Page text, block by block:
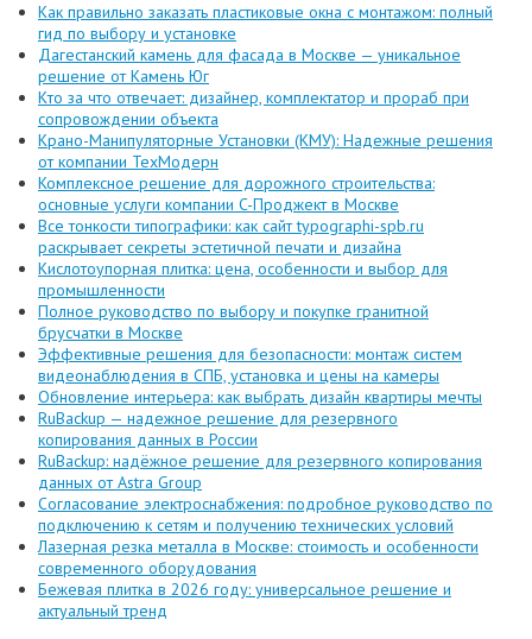
Как правильно заказать пластиковые окна с монтажом: полный
гид по выбору и установке
Дагестанский камень для фасада в Москве — уникальное
решение от Камень Юг
Кто за что отвечает: дизайнер, комплектатор и прораб при
сопровождении объекта
Крано-Манипуляторные Установки (КМУ): Надежные решения
от компании ТехМодерн
Комплексное решение для дорожного строительства:
основные услуги компании C-Проджект в Москве
Все тонкости типографики: как сайт typographi-spb.ru
раскрывает секреты эстетичной печати и дизайна
Кислотоупорная плитка: цена, особенности и выбор для
промышленности
Полное руководство по выбору и покупке гранитной
брусчатки в Москве
Эффективные решения для безопасности: монтаж систем
видеонаблюдения в СПБ, установка и цены на камеры
Обновление интерьера: как выбрать дизайн квартиры мечты
RuBackup — надежное решение для резервного
копирования данных в России
RuBackup: надёжное решение для резервного копирования
данных от Astra Group
Согласование электроснабжения: подробное руководство по
подключению к сетям и получению технических условий
Лазерная резка металла в Москве: стоимость и особенности
современного оборудования
Бежевая плитка в 2026 году: универсальное решение и
актуальный тренд